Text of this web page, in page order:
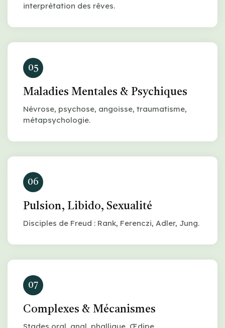
interprétation des rêves.
05
Maladies Mentales & Psychiques
Névrose, psychose, angoisse, traumatisme,
métapsychologie.
06
Pulsion, Libido, Sexualité
Disciples de Freud : Rank, Ferenczi, Adler, Jung.
07
Complexes & Mécanismes